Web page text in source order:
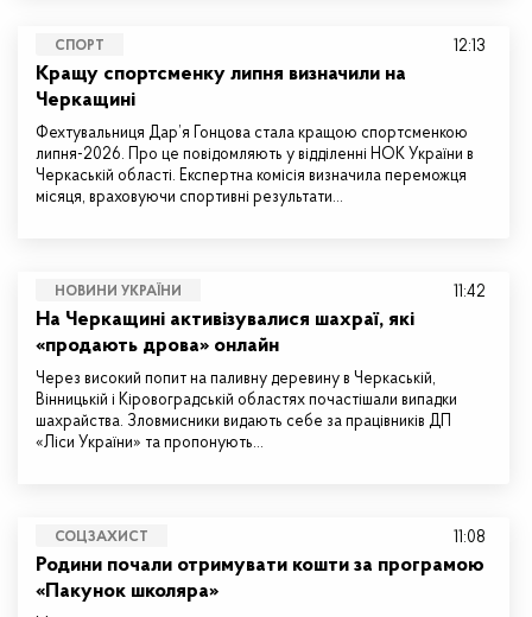
СПОРТ
Кращу спортсменку липня визначили на
Черкащині
Фехтувальниця Дар’я Гонцова стала кращою спортсменкою
липня-2026. Про це повідомляють у відділенні НОК України в
Черкаській області. Експертна комісія визначила переможця
місяця, враховуючи спортивні результати…
12:13
НОВИНИ УКРАЇНИ
На Черкащині активізувалися шахраї, які
«продають дрова» онлайн
Через високий попит на паливну деревину в Черкаській,
Вінницькій і Кіровоградській областях почастішали випадки
шахрайства. Зловмисники видають себе за працівників ДП
«Ліси України» та пропонують…
11:42
СОЦЗАХИСТ
Родини почали отримувати кошти за програмою
«Пакунок школяра»
11:08